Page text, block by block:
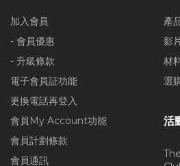
加入會員
- 會員優惠
- 升級條款
電子會員証功能
更換電話再登入
會員My Account功能
會員計劃條款
會員通訊
產
影
材
選
活